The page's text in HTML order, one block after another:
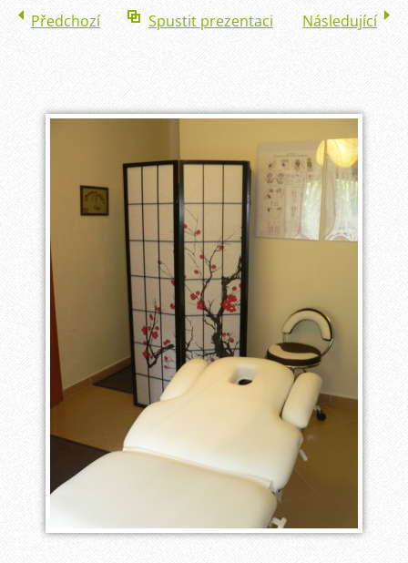
Předchozí Spustit prezentaci Následující